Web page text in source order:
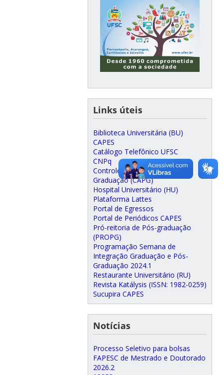
Links úteis
Biblioteca Universitária (BU)
CAPES
Catálogo Telefônico UFSC
CNPq
Controle Acadêmico da Pós-
Graduação (CAPG)
Hospital Universitário (HU)
Plataforma Lattes
Portal de Egressos
Portal de Periódicos CAPES
Pró-reitoria de Pós-graduação
(PROPG)
Programação Semana de
Integração Graduação e Pós-
Graduação 2024.1
Restaurante Universitário (RU)
Revista Katálysis (ISSN: 1982-0259)
Sucupira CAPES
Notícias
Processo Seletivo para bolsas
FAPESC de Mestrado e Doutorado
2026.2